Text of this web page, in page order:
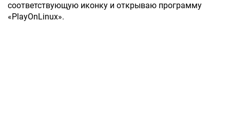
соответствующую иконку и открываю программу
«PlayOnLinux».